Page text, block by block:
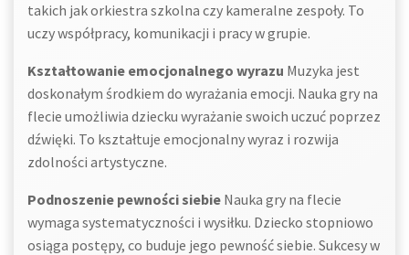
takich jak orkiestra szkolna czy kameralne zespoły. To
uczy współpracy, komunikacji i pracy w grupie.
Kształtowanie emocjonalnego wyrazu Muzyka jest
doskonałym środkiem do wyrażania emocji. Nauka gry na
flecie umożliwia dziecku wyrażanie swoich uczuć poprzez
dźwięki. To kształtuje emocjonalny wyraz i rozwija
zdolności artystyczne.
Podnoszenie pewności siebie Nauka gry na flecie
wymaga systematyczności i wysiłku. Dziecko stopniowo
osiąga postępy, co buduje jego pewność siebie. Sukcesy w